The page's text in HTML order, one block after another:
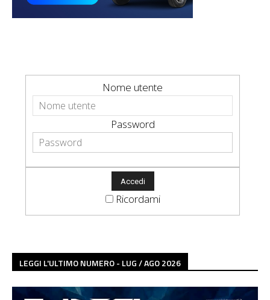
Nome utente
Password
Ricordami
LEGGI L'ULTIMO NUMERO - LUG / AGO 2026